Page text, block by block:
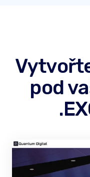
pod